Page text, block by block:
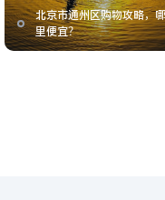
北京市通州区购物攻略，哪
里便宜？